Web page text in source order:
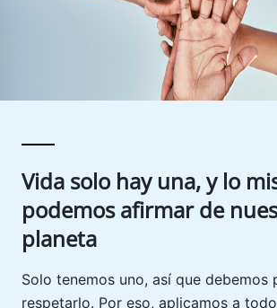
Vida solo hay una, y lo
podemos afirmar de
planeta
Solo tenemos uno, así que debemos
respetarlo. Por eso, aplicamos a